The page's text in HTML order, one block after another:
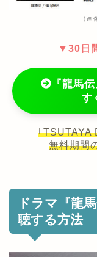
（
▼30日
『龍馬
す
｢TSUTAYA
無料期間
ドラマ『龍
聴する方法